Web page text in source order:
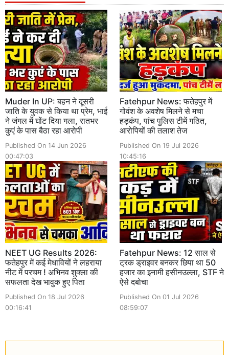
Muder In UP: बहन ने दूसरी
जाति के युवक से किया था प्रेम, भाई
ने जंगल में घोंट दिया गला, रातभर
कुएं के पास बैठा रहा आरोपी
Published On 14 Jun 2026
00:47:03
Fatehpur News: फतेहपुर में
गोवंश के अवशेष मिलने से मचा
हड़कंप, पांच पुलिस टीमें गठित,
आरोपियों की तलाश तेज
Published On 19 Jul 2026
10:45:16
NEET UG Results 2026:
फतेहपुर में कई मेधावियों ने लहराया
नीट में परचम ! अभिनव शुक्ला की
सफलता देख भावुक हुए पिता
Published On 18 Jul 2026
00:16:41
Fatehpur News: 12 साल से
ट्रक ड्राइवर बनकर छिपा था 50
हजार का इनामी हसीनउल्ला, STF ने
ऐसे दबोचा
Published On 01 Jul 2026
08:59:07